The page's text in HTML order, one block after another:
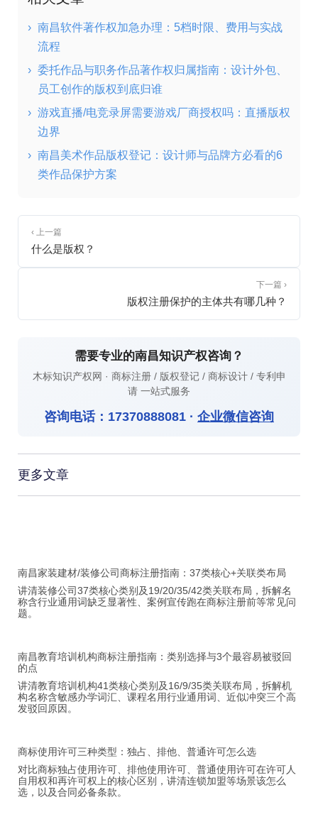
› 南昌软件著作权加急办理：5档时限、费用与实战
流程
› 委托作品与职务作品著作权归属指南：设计外包、
员工创作的版权到底归谁
› 游戏直播/电竞录屏需要游戏厂商授权吗：直播版权
边界
› 南昌美术作品版权登记：设计师与品牌方必看的6
类作品保护方案
‹ 上一篇
什么是版权？
下一篇 ›
版权注册保护的主体共有哪几种？
需要专业的南昌知识产权咨询？
木标知识产权网 · 商标注册 / 版权登记 / 商标设计 / 专利申
请 一站式服务
咨询电话： 17370888081 · 企业微信咨询
更多文章
南昌家装建材/装修公司商标注册指南：37类核心+关联类布局
讲清装修公司37类核心类别及19/20/35/42类关联布局，拆解名
称含行业通用词缺乏显著性、案例宣传跑在商标注册前等常见问
题。
南昌教育培训机构商标注册指南：类别选择与3个最容易被驳回
的点
讲清教育培训机构41类核心类别及16/9/35类关联布局，拆解机
构名称含敏感办学词汇、课程名用行业通用词、近似冲突三个高
发驳回原因。
商标使用许可三种类型：独占、排他、普通许可怎么选
对比商标独占使用许可、排他使用许可、普通使用许可在许可人
自用权和再许可权上的核心区别，讲清连锁加盟等场景该怎么
选，以及合同必备条款。